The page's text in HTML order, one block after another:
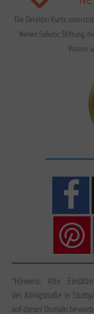
Die Detektei Kurtz
Neven Subotic Stiftung,
Wasser
*Hinweis: Alle
der Königstraße in
auf dieser Domain